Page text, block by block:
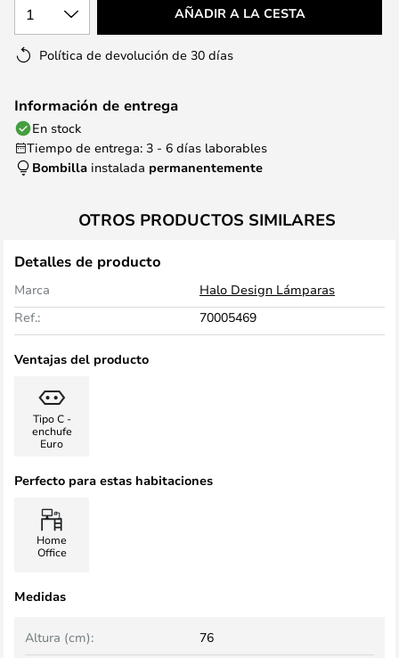
1 AÑADIR A LA CESTA
Política de devolución de 30 días
Información de entrega
En stock
Tiempo de entrega: 3 - 6 días laborables
Bombilla instalada permanentemente
OTROS PRODUCTOS SIMILARES
Detalles de producto
Marca
Halo Design Lámparas
Ref.:
70005469
Ventajas del producto
Tipo C -
enchufe
Euro
Perfecto para estas habitaciones
Home
Office
Medidas
Altura (cm):
76